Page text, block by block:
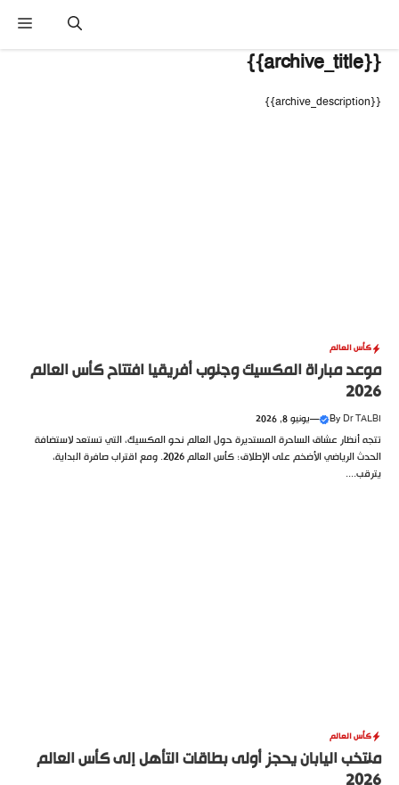
المحتوى
{{archive_title}}
{{archive_description}}
كأس العالم
موعد مباراة المكسيك وجنوب أفريقيا افتتاح كأس العالم
2026
By Dr TALBI
—يونيو 8, 2026
تتجه أنظار عشاق الساحرة المستديرة حول العالم نحو المكسيك، التي تستعد لاستضافة
الحدث الرياضي الأضخم على الإطلاق؛ كأس العالم 2026. ومع اقتراب صافرة البداية،
يترقب....
كأس العالم
منتخب اليابان يحجز أولى بطاقات التأهل إلى كأس العالم